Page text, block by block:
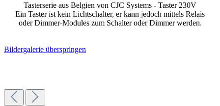
Tasterserie aus Belgien von CJC Systems - Taster 230V
Ein Taster ist kein Lichtschalter, er kann jedoch mittels Relais
oder Dimmer-Modules zum Schalter oder Dimmer werden.
Bildergalerie überspringen